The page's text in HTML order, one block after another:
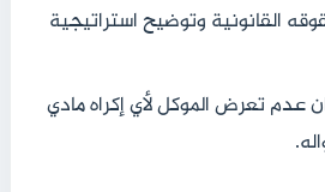
القانونية وتوضيح استراتيجية
عدم تعرض الموكل لأي إكراه مادي